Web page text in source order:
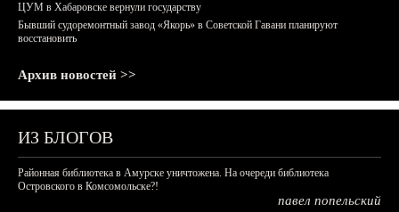
ЦУМ в Хабаровске вернули государству
Бывший судоремонтный завод «Якорь» в Советской Гавани планируют
восстановить
Архив новостей >>
ИЗ БЛОГОВ
Районная библиотека в Амурске уничтожена. На очереди библиотека
Островского в Комсомольске?!
павел попельский